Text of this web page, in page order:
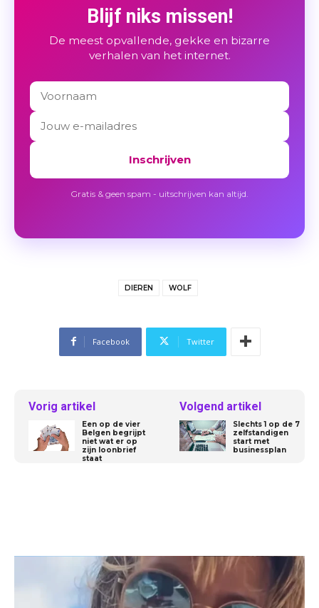
Blijf niks missen!
De meest opvallende, gekke en bizarre
verhalen van het internet.
Inschrijven
Gratis & geen spam - uitschrijven kan altijd.
DIEREN WOLF
Facebook Twitter
Vorig artikel
Een op de vier
Belgen begrijpt
niet wat er op
zijn loonbrief
staat
Volgend artikel
Slechts 1 op de 7
zelfstandigen
start met
businessplan